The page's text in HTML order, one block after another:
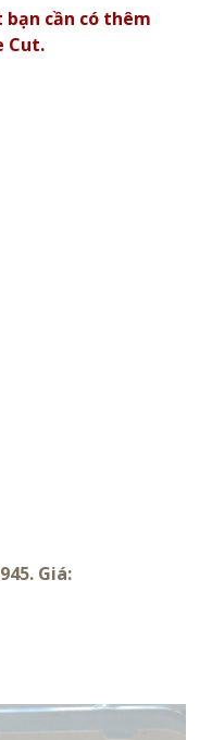
bạn cần có thêm
Cut.
Giá: